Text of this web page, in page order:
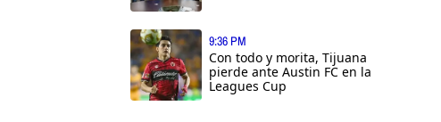
9:36 PM
Con todo y morita, Tijuana
pierde ante Austin FC en la
Leagues Cup